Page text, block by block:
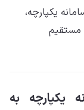
یکپارچه،
مستقیم
یکپارچه به